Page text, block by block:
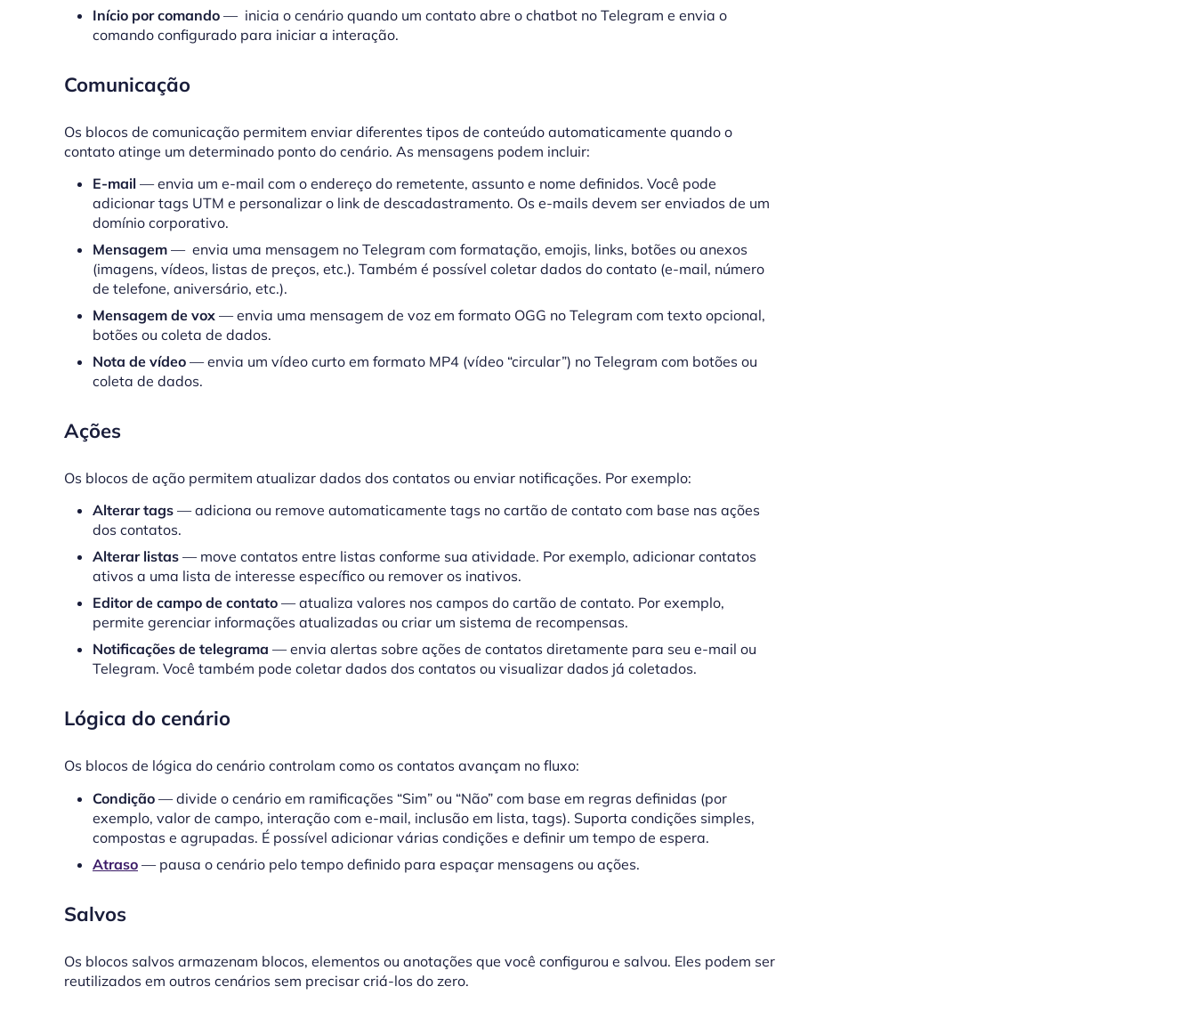
Início por comando — inicia o cenário quando um contato abre o chatbot no Telegram e envia o
comando configurado para iniciar a interação.
Comunicação
Os blocos de comunicação permitem enviar diferentes tipos de conteúdo automaticamente quando o
contato atinge um determinado ponto do cenário. As mensagens podem incluir:
E-mail — envia um e-mail com o endereço do remetente, assunto e nome definidos. Você pode
adicionar tags UTM e personalizar o link de descadastramento. Os e-mails devem ser enviados de um
domínio corporativo.
Mensagem — envia uma mensagem no Telegram com formatação, emojis, links, botões ou anexos
(imagens, vídeos, listas de preços, etc.). Também é possível coletar dados do contato (e-mail, número
de telefone, aniversário, etc.).
Mensagem de vox — envia uma mensagem de voz em formato OGG no Telegram com texto opcional,
botões ou coleta de dados.
Nota de vídeo — envia um vídeo curto em formato MP4 (vídeo “circular”) no Telegram com botões ou
coleta de dados.
Ações
Os blocos de ação permitem atualizar dados dos contatos ou enviar notificações. Por exemplo:
Alterar tags — adiciona ou remove automaticamente tags no cartão de contato com base nas ações
dos contatos.
Alterar listas — move contatos entre listas conforme sua atividade. Por exemplo, adicionar contatos
ativos a uma lista de interesse específico ou remover os inativos.
Editor de campo de contato — atualiza valores nos campos do cartão de contato. Por exemplo,
permite gerenciar informações atualizadas ou criar um sistema de recompensas.
Notificações de telegrama — envia alertas sobre ações de contatos diretamente para seu e-mail ou
Telegram. Você também pode coletar dados dos contatos ou visualizar dados já coletados.
Lógica do cenário
Os blocos de lógica do cenário controlam como os contatos avançam no fluxo:
Condição — divide o cenário em ramificações “Sim” ou “Não” com base em regras definidas (por
exemplo, valor de campo, interação com e-mail, inclusão em lista, tags). Suporta condições simples,
compostas e agrupadas. É possível adicionar várias condições e definir um tempo de espera.
Atraso — pausa o cenário pelo tempo definido para espaçar mensagens ou ações.
Salvos
Os blocos salvos armazenam blocos, elementos ou anotações que você configurou e salvou. Eles podem ser
reutilizados em outros cenários sem precisar criá-los do zero.